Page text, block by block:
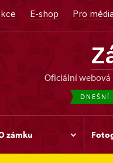
E-shop Pro
oficiální
DNEŠNÍ
zámku